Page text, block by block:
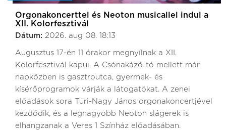
Orgonakoncerttel és Neoton musicallel indul a
XII. Kolorfesztivál
Dátum: 2026. aug 08. 18:13
Augusztus 17-én 11 órakor megnyílnak a XII.
Kolorfesztivál kapui. A Csónakázó-tó mellett már
napközben is gasztroutca, gyermek- és
kísérőprogramok várják a látogatókat. A zenei
előadások sora Túri-Nagy János orgonakoncertjével
kezdődik, és a legnagyobb Neoton slágerek is
elhangzanak a Veres 1 Színház előadásában.